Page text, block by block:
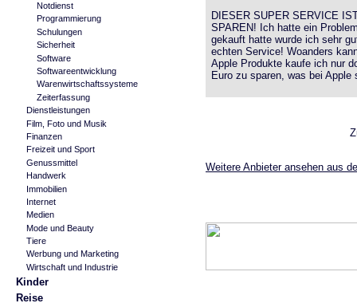
Notdienst
Programmierung
Schulungen
Sicherheit
Software
Softwareentwicklung
Warenwirtschaftssysteme
Zeiterfassung
Dienstleistungen
Film, Foto und Musik
Finanzen
Freizeit und Sport
Genussmittel
Handwerk
Immobilien
Internet
Medien
Mode und Beauty
Tiere
Werbung und Marketing
Wirtschaft und Industrie
Kinder
Reise
DIESER SUPER SERVICE
SPAREN! Ich hatte ein
gekauft hatte wurde ich sehr
echten Service! Woanders
Apple Produkte kaufe ich nur
Euro zu sparen, was bei
Weitere Anbieter ansehen aus